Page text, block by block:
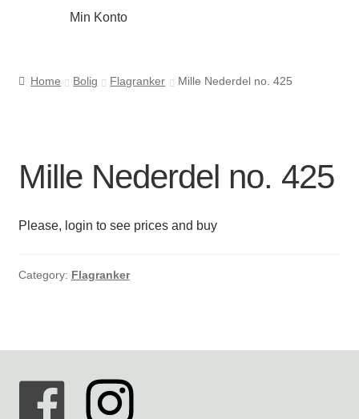
Min Konto
Kontakt os
Kurv
Min Konto
Shop
Home Bolig Flagranker Mille Nederdel no. 425
Mille Nederdel no. 425
Please, login to see prices and buy
Category: Flagranker